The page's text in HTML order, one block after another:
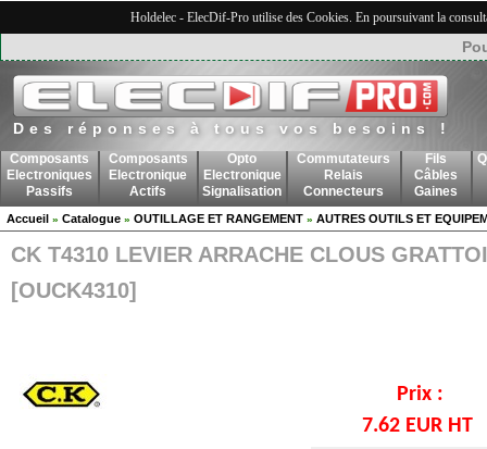
Holdelec - ElecDif-Pro utilise des Cookies. En poursuivant la
Des réponses à tous vos besoins !
Composants
Electroniques
Passifs
Composants
Electronique
Actifs
Opto
Electronique
Signalisation
Commutateurs
Relais
Connecteurs
Fils
Câbles
Gaines
Accueil » Catalogue » OUTILLAGE ET RANGEMENT » AUTRES OUTILS ET
CK T4310 LEVIER ARRACHE CLOUS
[OUCK4310]
Prix :
7.62 EUR HT